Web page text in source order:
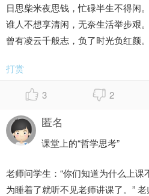
日思柴米夜思钱，忙碌半生不得闲。
谁人不想享清闲，无奈生活举步艰。
曾有凌云千般志，负了时光负红颜。
打赏
3 2
匿名
课堂上的“哲学思考”
老师问学生：“你们知道为什么上课
为睡着了就听不见老师讲课了。”